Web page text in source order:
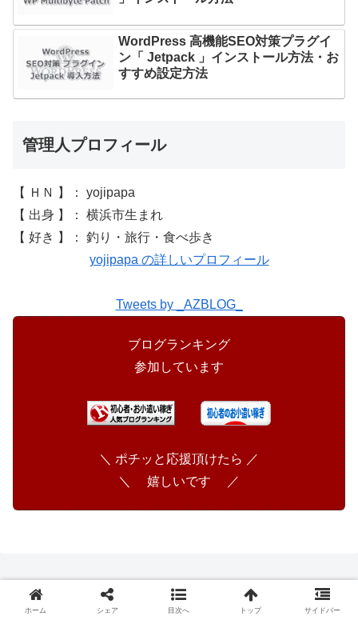
WordPress 高機能SEO対策プラグイ
ン「 Jetpack 」インストール方法・お
すすめ設定方法
管理人プロフィール
【 ＨＮ 】： yojipapa
【 出身 】： 横浜市生まれ
【 好き 】： 釣り・旅行・食べ歩き
yojipapa の詳しいプロフィール
Tweets by _AZBLOG_
ブログランキング
参加しています
＼ ポチッと応援頂けたら ／
＼ 嬉しいです ／
ホーム シェア 目次へ トップ サイドバー